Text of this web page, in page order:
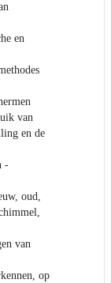
en
van
en de
-
oud,
van
op